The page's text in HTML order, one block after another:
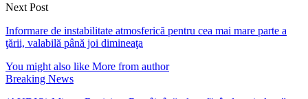
Next Post
Informare de instabilitate atmosferică pentru cea mai mare parte a
ţării, valabilă până joi dimineaţa
You might also like More from author
Breaking News